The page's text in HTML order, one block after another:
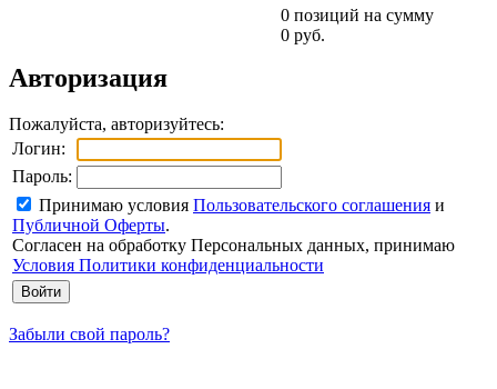
0 позиций на сумму
0 руб.
Авторизация
Пожалуйста, авторизуйтесь:
Логин:
Пароль:
Принимаю условия Пользовательского соглашения и
Публичной Оферты.
Согласен на обработку Персональных данных, принимаю
Условия Политики конфиденциальности
Забыли свой пароль?